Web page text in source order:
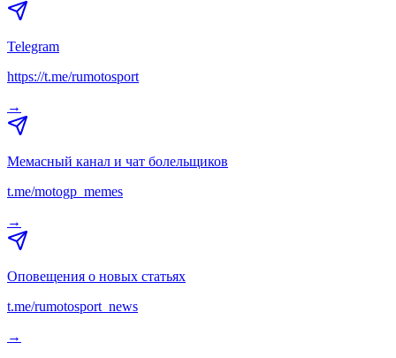
Telegram
https://t.me/rumotosport
→
Мемасный канал и чат болельщиков
t.me/motogp_memes
→
Оповещения о новых статьях
t.me/rumotosport_news
→